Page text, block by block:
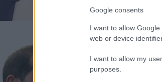
Google consents
I want to allow
web or device
I want to allow my
purposes.